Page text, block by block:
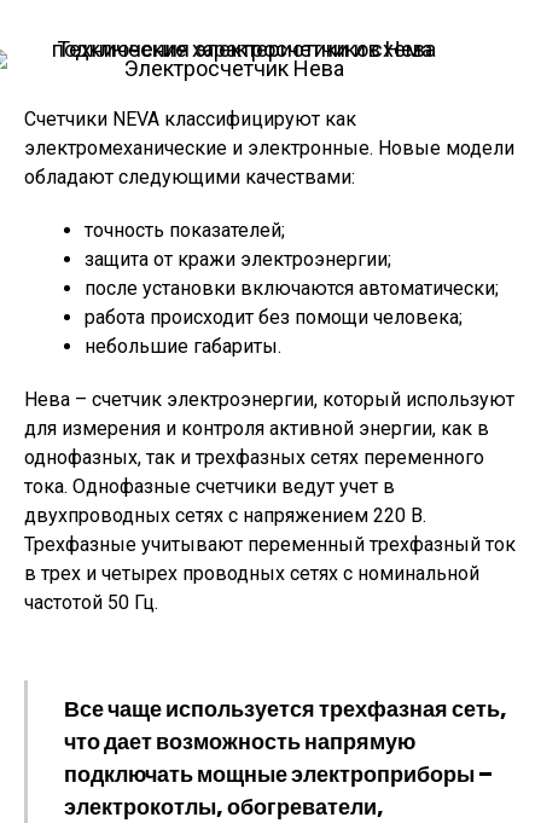
Электросчетчик Нева
Счетчики NEVA классифицируют как
электромеханические и электронные. Новые модели
обладают следующими качествами:
точность показателей;
защита от кражи электроэнергии;
после установки включаются автоматически;
работа происходит без помощи человека;
небольшие габариты.
Нева – счетчик электроэнергии, который используют
для измерения и контроля активной энергии, как в
однофазных, так и трехфазных сетях переменного
тока. Однофазные счетчики ведут учет в
двухпроводных сетях с напряжением 220 В.
Трехфазные учитывают переменный трехфазный ток
в трех и четырех проводных сетях с номинальной
частотой 50 Гц.
Все чаще используется трехфазная сеть,
что дает возможность напрямую
подключать мощные электроприборы –
электрокотлы, обогреватели,